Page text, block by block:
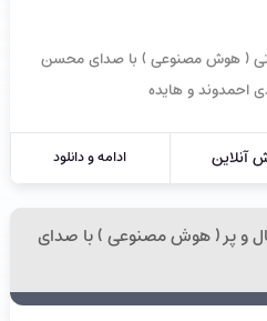
آنلاین ادامه و دانلود
و پر ( هوش مصنوعی ) با صدای